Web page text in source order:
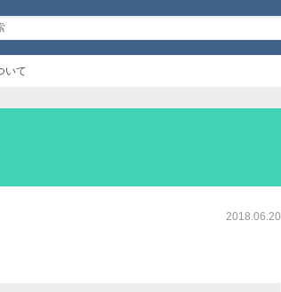
いて
2018.06.20